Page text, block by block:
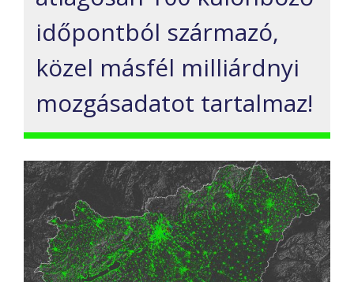
időpontból származó,
közel másfél milliárdnyi
mozgásadatot tartalmaz!